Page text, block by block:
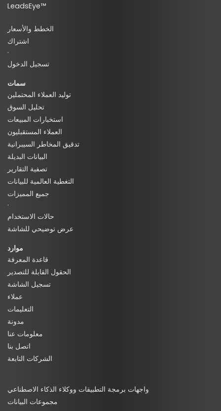
LeadsEye™
الخطط والأسعار
اشتراك
·
تسجيل الدخول
سمات
توليد العملاء المحتملين
تحليل السوق
استخبارات المبيعات
العملاء المستقبليون
تدقيق المخاطر السيبرانية
البيانات البديلة
تصفية التقارير
التغطية العالمية للبيانات
جميع المميزات
·
حالات الاستخدام
عرض توضيحي للشاشة
موارد
قاعدة المعرفة
الحقول القابلة للتصدير
تسجيل الشاشة
عملاء
التعليمات
مدونة
معلومات عنا
اتصل بنا
الشركات التابعة
واجهات برمجة التطبيقات ووكلاء الذكاء الاصطناعي
مجموعات البيانات